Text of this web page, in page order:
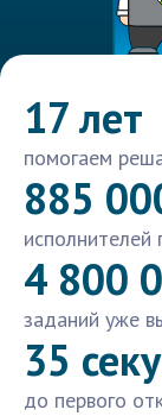
17 лет
помогаем
885
исполнителей
4 800
заданий уже
35
до первого